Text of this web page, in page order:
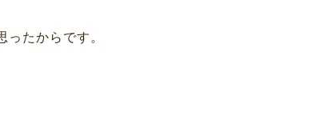
たからです。